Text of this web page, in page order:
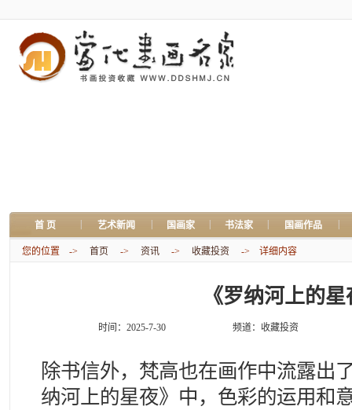
首 页 艺术新闻 国画家 书法家 国画作品
您的位置 -> 首页 -> 资讯 -> 收藏投资 -> 详细内容
《罗纳河上的
时间：2025-7-30 频道： 收藏投资
除书信外，梵高也在画作中流露出
纳河上的星夜》中，色彩的运用和